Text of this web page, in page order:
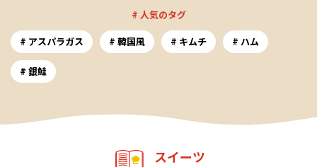
# 人気のタグ
アスパラガス
韓国風 キムチ ハム
銀鮭
スイーツ